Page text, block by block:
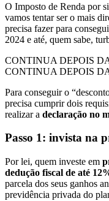
O Imposto de Renda por
vamos tentar ser o mais
precisa fazer para
2024 e até, quem sabe,
CONTINUA DEPOIS
CONTINUA DEPOIS
Para conseguir o
precisa cumprir dois
realizar a declaração no
Passo 1: invista na
Por lei, quem investe em
dedução fiscal de até
parcela dos seus ganhos
previdência privada do